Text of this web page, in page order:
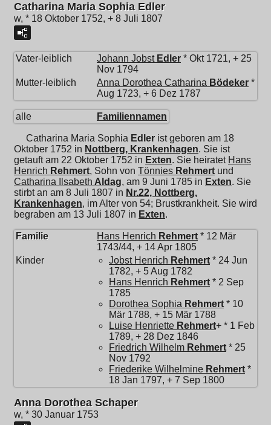
Catharina Maria Sophia Edler
w, * 18 Oktober 1752, + 8 Juli 1807
Vater-leiblich Johann Jobst Edler * Okt 1721, + 25
Nov 1794
Mutter-leiblich
Anna Dorothea Catharina Bödeker *
Aug 1723, + 6 Dez 1787
alle Familiennamen
Catharina Maria Sophia Edler ist geboren am 18
Oktober 1752 in Nottberg, Krankenhagen. Sie ist
getauft am 22 Oktober 1752 in Exten. Sie heiratet Hans
Henrich Rehmert, Sohn von Tönnies Rehmert und
Catharina Ilsabeth Aldag, am 9 Juni 1785 in Exten. Sie
stirbt an am 8 Juli 1807 in Nr.22, Nottberg,
Krankenhagen, im Alter von 54; Brustkrankheit. Sie wird
begraben am 13 Juli 1807 in Exten.
Familie Hans Henrich Rehmert * 12 Mär
1743/44, + 14 Apr 1805
Kinder
Jobst Henrich Rehmert * 24 Jun
1782, + 5 Aug 1782
Hans Henrich Rehmert * 2 Sep
1785
Dorothea Sophia Rehmert * 10
Mär 1788, + 15 Mär 1788
Luise Henriette Rehmert+ * 1 Feb
1789, + 28 Dez 1846
Friedrich Wilhelm Rehmert * 25
Nov 1792
Friederike Wilhelmine Rehmert *
18 Jan 1797, + 7 Sep 1800
Anna Dorothea Schaper
w, * 30 Januar 1753